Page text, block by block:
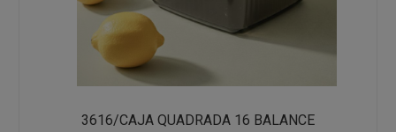
3616/CAJA QUADRADA 16 BALANCE